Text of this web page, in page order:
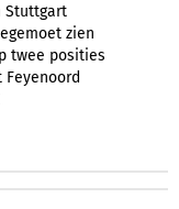
Stuttgart
zien
twee posities